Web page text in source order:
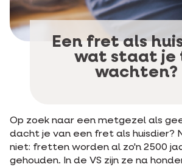
Een fret als
wat staat je
wachten?
Op zoek naar een metgezel als
dacht je van een fret als huisdier?
niet: fretten worden al zo'n 2500
gehouden. In de VS zijn ze na